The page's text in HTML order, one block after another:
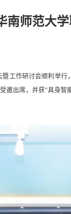
南师范大
工作研讨会顺利举
邀出席，并获“具身智